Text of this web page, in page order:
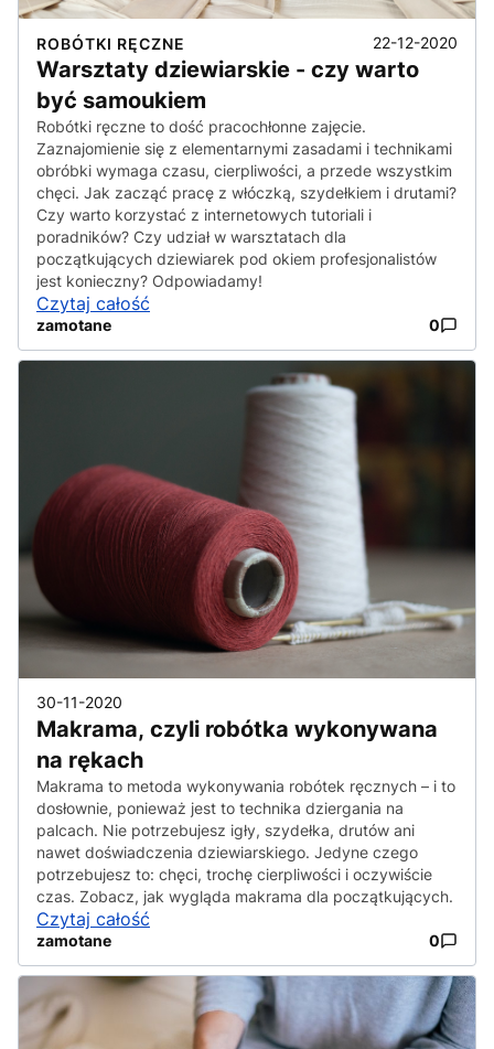
ROBÓTKI RĘCZNE 22-12-2020
Warsztaty dziewiarskie - czy warto
być samoukiem
Robótki ręczne to dość pracochłonne zajęcie.
Zaznajomienie się z elementarnymi zasadami i technikami
obróbki wymaga czasu, cierpliwości, a przede wszystkim
chęci. Jak zacząć pracę z włóczką, szydełkiem i drutami?
Czy warto korzystać z internetowych tutoriali i
poradników? Czy udział w warsztatach dla
początkujących dziewiarek pod okiem profesjonalistów
jest konieczny? Odpowiadamy!
Czytaj całość
zamotane 0
30-11-2020
Makrama, czyli robótka wykonywana
na rękach
Makrama to metoda wykonywania robótek ręcznych – i to
dosłownie, ponieważ jest to technika dziergania na
palcach. Nie potrzebujesz igły, szydełka, drutów ani
nawet doświadczenia dziewiarskiego. Jedyne czego
potrzebujesz to: chęci, trochę cierpliwości i oczywiście
czas. Zobacz, jak wygląda makrama dla początkujących.
Czytaj całość
zamotane 0